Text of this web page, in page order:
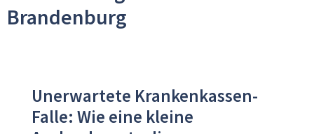
Brandenburg
Unerwartete Krankenkassen-
Falle: Wie eine kleine